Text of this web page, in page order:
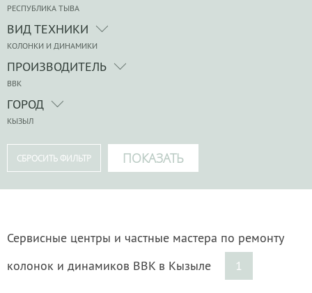
РЕСПУБЛИКА ТЫВА
ВИД ТЕХНИКИ
КОЛОНКИ И ДИНАМИКИ
ПРОИЗВОДИТЕЛЬ
BBK
ГОРОД
КЫЗЫЛ
Сервисные центры и частные мастера по ремонту
колонок и динамиков BBK в Кызыле
1